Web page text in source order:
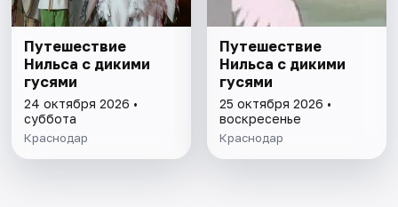
Путешествие
Нильса с дикими
гусями
24 октября 2026 •
суббота
Краснодар
Путешествие
Нильса с дикими
гусями
25 октября 2026 •
воскресенье
Краснодар